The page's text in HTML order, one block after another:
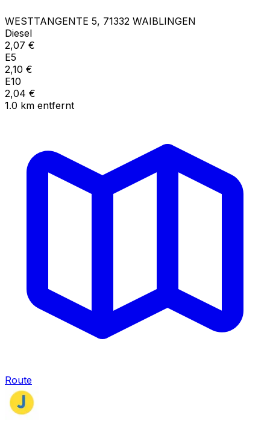
WESTTANGENTE 5, 71332 WAIBLINGEN
Diesel
2,07 €
E5
2,10 €
E10
2,04 €
1.0 km entfernt
Route